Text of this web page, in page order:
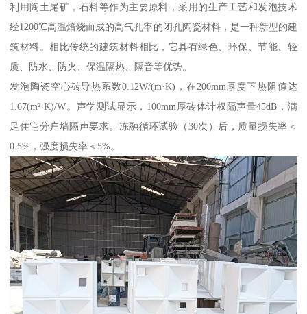
利用陶土尾矿，石料等作为主要原料，采用的生产工艺和发泡技术
经1200℃高温焙烧而成的高气孔率的闭孔陶瓷材料，是一种新型的建
筑材料。相比传统的建筑材料相比，它具有绿色、环保、节能、轻
质、防水、防火、保温隔热、隔音等优势。
发泡陶瓷空心砖导热系数0.12W/(m·K)，在200mm厚度下热阻值达
1.67(m²·K)/W。声学测试显示，100mm厚砖体计权隔声量45dB，满
足住宅分户墙隔声要求。冻融循环试验（30次）后，质量损失率＜
0.5%，强度损失率＜5%。